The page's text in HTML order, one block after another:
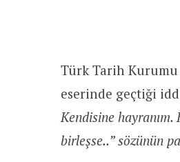
Türk Tarih Kurumu
eserinde geçtiği
Kendisine
birleşse..” sözünün